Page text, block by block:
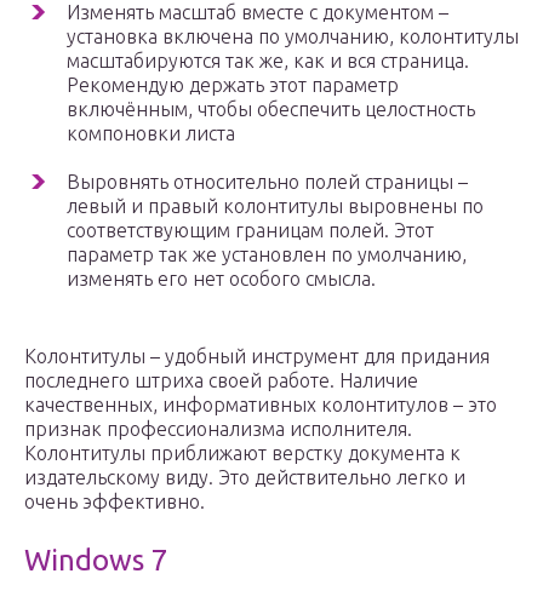
Изменять масштаб вместе с документом –
установка включена по умолчанию, колонтитулы
масштабируются так же, как и вся страница.
Рекомендую держать этот параметр
включённым, чтобы обеспечить целостность
компоновки листа
Выровнять относительно полей страницы –
левый и правый колонтитулы выровнены по
соответствующим границам полей. Этот
параметр так же установлен по умолчанию,
изменять его нет особого смысла.
Колонтитулы – удобный инструмент для придания
последнего штриха своей работе. Наличие
качественных, информативных колонтитулов – это
признак профессионализма исполнителя.
Колонтитулы приближают верстку документа к
издательскому виду. Это действительно легко и
очень эффективно.
Windows 7